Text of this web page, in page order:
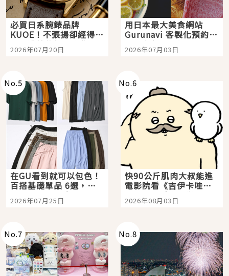
必買日系腕錶品牌
KUOE！不張揚卻經得起
時間洗鍊的經典之作五
選
2026年07月20日
用日本最大美食網站
Gurunavi 客製化預約九
大都市餐廳，打造專屬
美食體驗！
2026年07月03日
No.5
在GU看到就可以包色！
百搭基礎單品 6選，閉
眼全收也不心疼
2026年07月25日
No.6
快90公斤肌肉大叔能進
電影院看《吉伊卡哇》
嗎？日本重金屬樂團
「打首」會長與nagano
2026年08月03日
No.7 No.8